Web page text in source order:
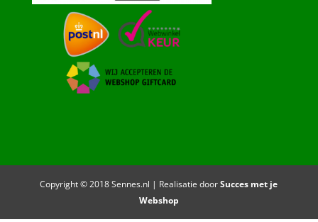
Copyright © 2018 Sennes.nl | Realisatie doorSucces met je
Webshop